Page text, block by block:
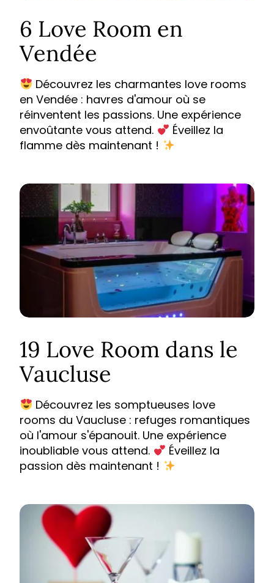
6 Love Room en
Vendée
Découvrez les charmantes love rooms
en Vendée : havres d'amour où se
réinventent les passions. Une expérience
envoûtante vous attend.
Éveillez la
flamme dès maintenant !
19 Love Room dans le
Vaucluse
Découvrez les somptueuses love
rooms du Vaucluse : refuges romantiques
où l'amour s'épanouit. Une expérience
inoubliable vous attend.
Éveillez la
passion dès maintenant !